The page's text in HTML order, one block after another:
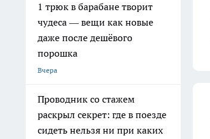
1 трюк в барабане творит
чудеса — вещи как новые
даже после дешёвого
порошка
Вчера
Проводник со стажем
раскрыл секрет: где в поезде
сидеть нельзя ни при каких